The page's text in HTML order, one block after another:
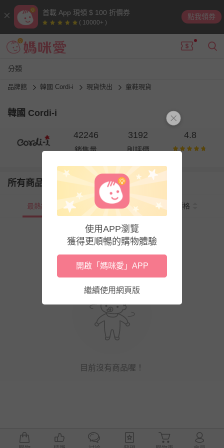
首載 App 現領 $ 100 折價券
( 10000+ )
點我領券
分類
品牌館 韓國 Cordi-i 現貨快出 童鞋現貨
韓國 Cordi-i
42246
銷售量
3192
則評價
4.8
所有商品
最熱銷 新上市 價格
目前沒有商品喔！
使用APP瀏覽
獲得更順暢的購物體驗
開啟「媽咪愛」APP
繼續使用網頁版